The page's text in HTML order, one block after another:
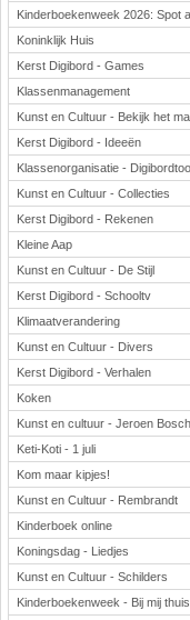
Kinderboekenweek 2026: Spot
Koninklijk Huis
Kerst Digibord - Games
Klassenmanagement
Kunst en Cultuur - Bekijk het
Kerst Digibord - Ideeën
Klassenorganisatie -
Kunst en Cultuur - Collecties
Kerst Digibord - Rekenen
Kleine Aap
Kunst en Cultuur - De Stijl
Kerst Digibord - Schooltv
Klimaatverandering
Kunst en Cultuur - Divers
Kerst Digibord - Verhalen
Koken
Kunst en cultuur - Jeroen Bosch
Keti-Koti - 1 juli
Kom maar kipjes!
Kunst en Cultuur - Rembrandt
Kinderboek online
Koningsdag - Liedjes
Kunst en Cultuur - Schilders
Kinderboekenweek - Bij mij thuis